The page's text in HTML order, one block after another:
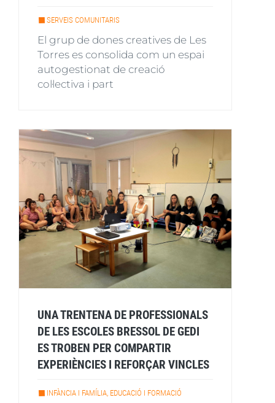
SERVEIS COMUNITARIS
El grup de dones creatives de Les
Torres es consolida com un espai
autogestionat de creació
col·lectiva i part
UNA TRENTENA DE PROFESSIONALS
DE LES ESCOLES BRESSOL DE GEDI
ES TROBEN PER COMPARTIR
EXPERIÈNCIES I REFORÇAR VINCLES
INFÀNCIA I FAMÍLIA, EDUCACIÓ I FORMACIÓ